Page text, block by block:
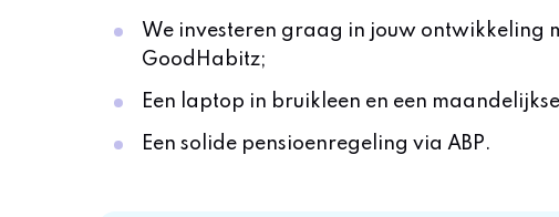
We investeren graag in jouw ontwikkeling
GoodHabitz;
Een laptop in bruikleen en een
Een solide pensioenregeling via ABP.